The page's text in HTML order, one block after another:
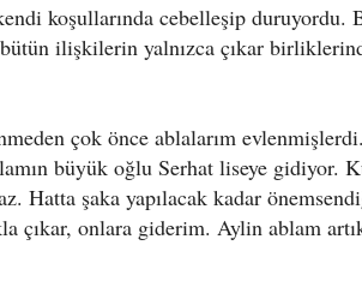
koşullarında cebelleşip duruyordu.
bütün ilişkilerin yalnızca çıkar
çok önce ablalarım
büyük oğlu Serhat liseye gidiyor.
Hatta şaka yapılacak kadar
çıkar, onlara giderim. Aylin ablam